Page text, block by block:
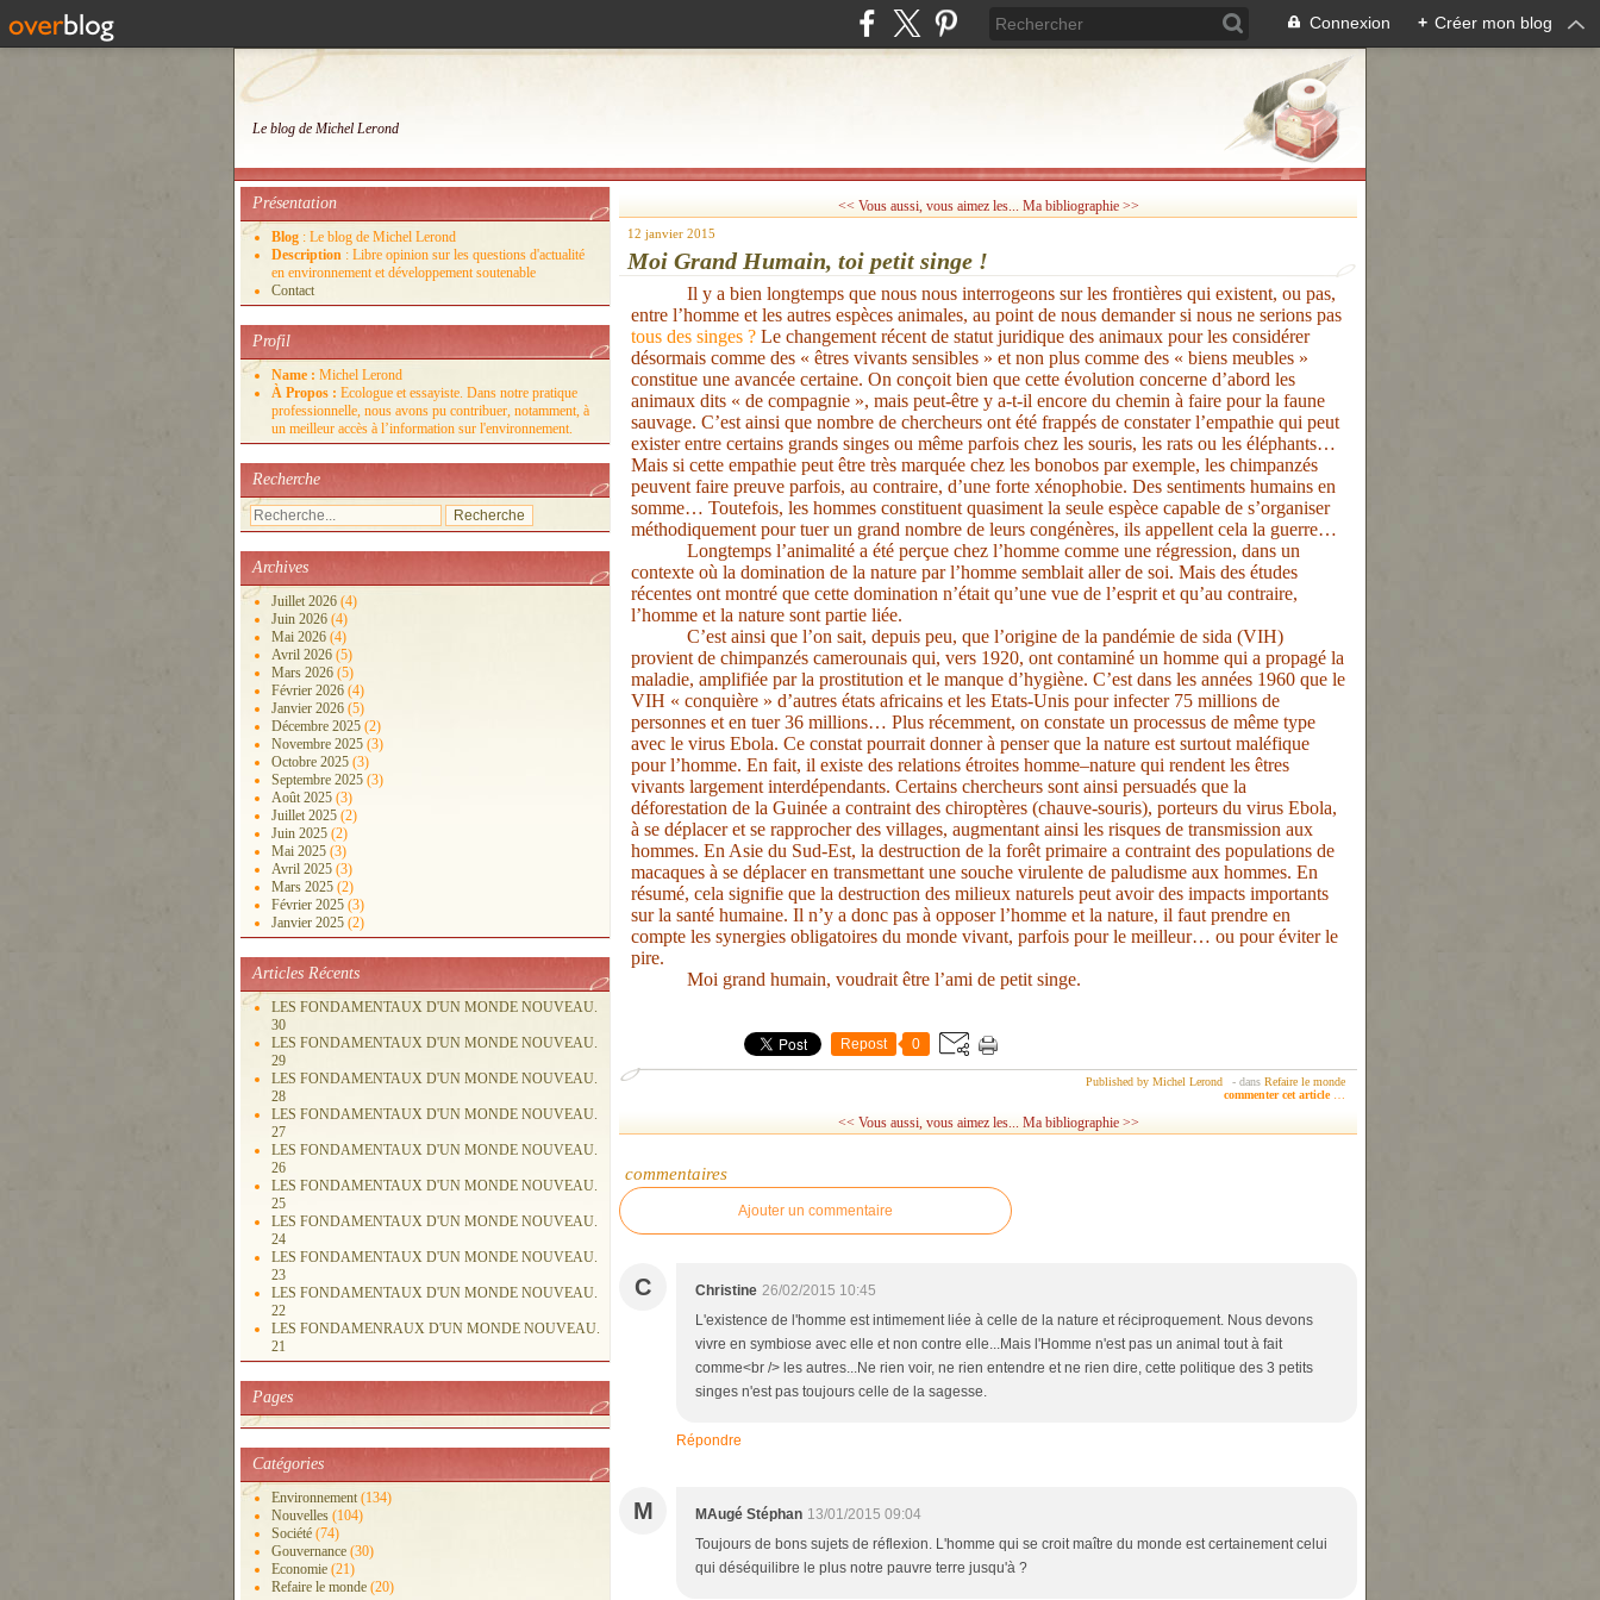
Connexion + Créer mon blog
Le blog de Michel Lerond
Présentation
Blog : Le blog de Michel Lerond
Description : Libre opinion sur les questions d'actualité
en environnement et développement soutenable
Contact
Profil
Name : Michel Lerond
À Propos : Ecologue et essayiste. Dans notre pratique
professionnelle, nous avons pu contribuer, notamment, à
un meilleur accès à l’information sur l'environnement.
Recherche
Archives
Juillet 2026 (4)
Juin 2026 (4)
Mai 2026 (4)
Avril 2026 (5)
Mars 2026 (5)
Février 2026 (4)
Janvier 2026 (5)
Décembre 2025 (2)
Novembre 2025 (3)
Octobre 2025 (3)
Septembre 2025 (3)
Août 2025 (3)
Juillet 2025 (2)
Juin 2025 (2)
Mai 2025 (3)
Avril 2025 (3)
Mars 2025 (2)
Février 2025 (3)
Janvier 2025 (2)
Articles Récents
LES FONDAMENTAUX D'UN MONDE NOUVEAU.
30
LES FONDAMENTAUX D'UN MONDE NOUVEAU.
29
LES FONDAMENTAUX D'UN MONDE NOUVEAU.
28
LES FONDAMENTAUX D'UN MONDE NOUVEAU.
27
LES FONDAMENTAUX D'UN MONDE NOUVEAU.
26
LES FONDAMENTAUX D'UN MONDE NOUVEAU.
25
LES FONDAMENTAUX D'UN MONDE NOUVEAU.
24
LES FONDAMENTAUX D'UN MONDE NOUVEAU.
23
LES FONDAMENTAUX D'UN MONDE NOUVEAU.
22
LES FONDAMENRAUX D'UN MONDE NOUVEAU.
21
Pages
Catégories
Environnement (134)
Nouvelles (104)
Société (74)
Gouvernance (30)
Economie (21)
Refaire le monde (20)
<< Vous aussi, vous aimez les... Ma bibliographie >>
12 janvier 2015
Moi Grand Humain, toi petit singe !
Il y a bien longtemps que nous nous interrogeons sur les frontières qui existent, ou pas,
entre l’homme et les autres espèces animales, au point de nous demander si nous ne serions pas
tous des singes ? Le changement récent de statut juridique des animaux pour les considérer
désormais comme des « êtres vivants sensibles » et non plus comme des « biens meubles »
constitue une avancée certaine. On conçoit bien que cette évolution concerne d’abord les
animaux dits « de compagnie », mais peut-être y a-t-il encore du chemin à faire pour la faune
sauvage. C’est ainsi que nombre de chercheurs ont été frappés de constater l’empathie qui peut
exister entre certains grands singes ou même parfois chez les souris, les rats ou les éléphants…
Mais si cette empathie peut être très marquée chez les bonobos par exemple, les chimpanzés
peuvent faire preuve parfois, au contraire, d’une forte xénophobie. Des sentiments humains en
somme… Toutefois, les hommes constituent quasiment la seule espèce capable de s’organiser
méthodiquement pour tuer un grand nombre de leurs congénères, ils appellent cela la guerre…
Longtemps l’animalité a été perçue chez l’homme comme une régression, dans un
contexte où la domination de la nature par l’homme semblait aller de soi. Mais des études
récentes ont montré que cette domination n’était qu’une vue de l’esprit et qu’au contraire,
l’homme et la nature sont partie liée.
C’est ainsi que l’on sait, depuis peu, que l’origine de la pandémie de sida (VIH)
provient de chimpanzés camerounais qui, vers 1920, ont contaminé un homme qui a propagé la
maladie, amplifiée par la prostitution et le manque d’hygiène. C’est dans les années 1960 que le
VIH « conquière » d’autres états africains et les Etats-Unis pour infecter 75 millions de
personnes et en tuer 36 millions… Plus récemment, on constate un processus de même type
avec le virus Ebola. Ce constat pourrait donner à penser que la nature est surtout maléfique
pour l’homme. En fait, il existe des relations étroites homme–nature qui rendent les êtres
vivants largement interdépendants. Certains chercheurs sont ainsi persuadés que la
déforestation de la Guinée a contraint des chiroptères (chauve-souris), porteurs du virus Ebola,
à se déplacer et se rapprocher des villages, augmentant ainsi les risques de transmission aux
hommes. En Asie du Sud-Est, la destruction de la forêt primaire a contraint des populations de
macaques à se déplacer en transmettant une souche virulente de paludisme aux hommes. En
résumé, cela signifie que la destruction des milieux naturels peut avoir des impacts importants
sur la santé humaine. Il n’y a donc pas à opposer l’homme et la nature, il faut prendre en
compte les synergies obligatoires du monde vivant, parfois pour le meilleur… ou pour éviter le
pire.
Moi grand humain, voudrait être l’ami de petit singe.
Repost 0
Published by Michel Lerond - dans Refaire le monde
commenter cet article
<< Vous aussi, vous aimez les... Ma bibliographie >>
commentaires
Ajouter un commentaire
C Christine 26/02/2015 10:45
L'existence de l'homme est intimement liée à celle de la nature et réciproquement. Nous devons
vivre en symbiose avec elle et non contre elle...Mais l'Homme n'est pas un animal tout à fait
comme<br /> les autres...Ne rien voir, ne rien entendre et ne rien dire, cette politique des 3 petits
singes n'est pas toujours celle de la sagesse.
Répondre
M MAugé Stéphan 13/01/2015 09:04
Toujours de bons sujets de réflexion. L'homme qui se croit maître du monde est certainement celui
qui déséquilibre le plus notre pauvre terre jusqu'à ?